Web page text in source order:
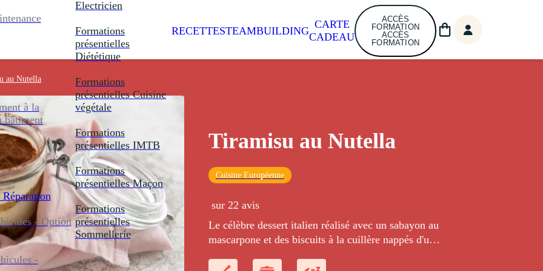
à la
bâtiment
- Option
-
Electricien
Formations
présentielles
Diététique
Formations
présentielles Cuisine
végétale
Formations
présentielles IMTB
Formations
présentielles Maçon
Formations
présentielles
Sommellerie
RECETTESTEAMBUILDING
CARTE
CADEAU
ACCÈS
FORMATION
ACCÈS
FORMATION
au Nutella
Tiramisu au Nutella
Cuisine Européenne
sur 22 avis
Le célèbre dessert italien réalisé avec un sabayon au
mascarpone et des biscuits à la cuillère nappés d'une